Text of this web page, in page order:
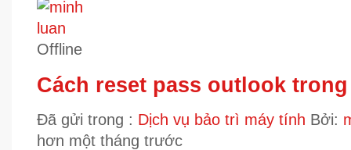
Offline
Cách reset pass outlook trong
Đã gửi trong : Dịch vụ bảo trì máy tính Bởi:
hơn một tháng trước